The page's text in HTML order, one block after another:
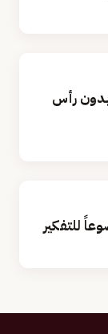
بدون رأس
للتفكير